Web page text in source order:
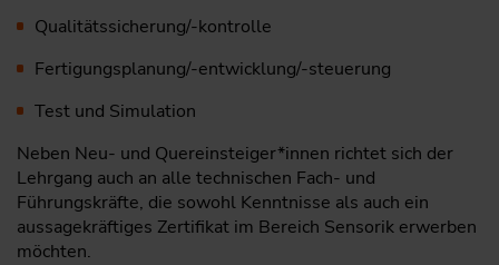
Qualitätssicherung/-kontrolle
Fertigungsplanung/-entwicklung/-steuerung
Test und Simulation
Neben Neu- und Quereinsteiger*innen richtet sich der
Lehrgang auch an alle technischen Fach- und
Führungskräfte, die sowohl Kenntnisse als auch ein
aussagekräftiges Zertifikat im Bereich Sensorik erwerben
möchten.